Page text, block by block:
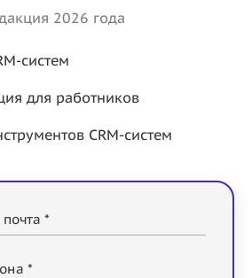
2026 года
систем
для работников
CRM-систем
*
*